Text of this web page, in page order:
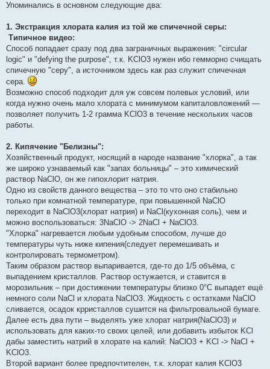
Упоминались в основном следующие два:
1. Экстракция хлората калия из той же спичечной серы:
Типичное видео:
Способ попадает сразу под два заграничных выражения: "circular
logic" и "defying the purpose", т.к. KClO3 нужен ибо гемморно счищать
спичечную "серу", а источником здесь как раз служит спичечная
сера.
Возможно способ подходит для уж совсем полевых условий, или
когда нужно очень мало хлората с минимумом капиталовложений —
позволяет получить 1-2 грамма KClO3 в течение нескольких часов
работы.
2. Кипячение "Белизны":
Хозяйственный продукт, носящий в народе название "хлорка", а так
же широко узнаваемый как "запах больницы" – это химический
раствор NaClO, он же гипохлорит натрия.
Одно из свойств данного вещества – это то что оно стабильно
только при комнатной температуре, при повышенной NaClO
переходит в NaClO3(хлорат натрия) и NaCl(кухонная соль), чем и
можно воспользоваться: 3NaClO -> 2NaCl + NaClO3.
"Хлорка" нагревается любым удобным способом, лучше до
температуры чуть ниже кипения(следует перемешивать и
контролировать термометром).
Таким образом раствор выпаривается, где-то до 1/5 объёма, с
выпадением кристаллов. Раствор остужается, и ставится в
морозильник – при достижении температуры близко 0°С выпадет ещё
немного соли NaCl и хлората NaClO3. Жидкость с остатками NaClO
сливается, осадок крристаллов сушится на фильтровальной бумаге.
Далее есть два пути – выделять уже хлорат натрия(NaClO3) и
использовать для каких-то своих целей, или добавить избыток KCl
дабы заместить натрий в хлорате на калий: NaClO3 + KCl -> NaCl +
KClO3.
Второй вариант более предпочтителен, т.к. хлорат калия KClO3